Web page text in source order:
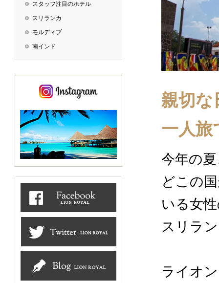
親切な
一人旅
今年の
どこの
いる女
スリラ
ライオ
スタッフ注目のホテル
スリランカ
モルディブ
南インド